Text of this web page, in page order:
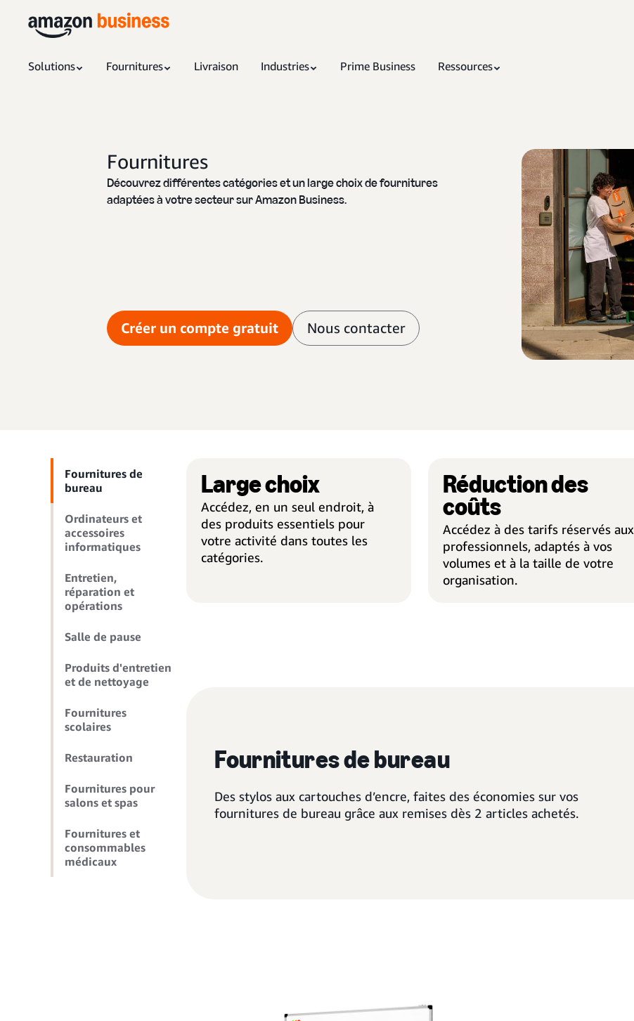
Solutions Fournitures Livraison Industries Prime Business Ressources
Fournitures
Découvrez différentes catégories et un large choix de fournitures
adaptées à votre secteur sur Amazon Business.
Créer un compte gratuit Nous contacter
Fournitures de
bureau
Ordinateurs et
accessoires
informatiques
Entretien,
réparation et
opérations
Salle de pause
Produits d'entretien
et de nettoyage
Fournitures
scolaires
Restauration
Fournitures pour
salons et spas
Fournitures et
consommables
médicaux
Large choix
Accédez, en un seul endroit, à
des produits essentiels pour
votre activité dans toutes les
catégories.
LARGE CHOIX
Réduction des
coûts
Accédez à des tarifs réservés aux
professionnels, adaptés à vos
volumes et à la taille de votre
organisation.
Fournitures de bureau
Des stylos aux cartouches d’encre, faites des économies sur vos
fournitures de bureau grâce aux remises dès 2 articles achetés.